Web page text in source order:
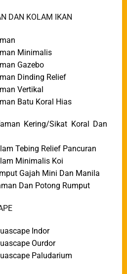
DAN KOLAM IKAN
Minimalis
Gazebo
Dinding Relief
Vertikal
Batu Koral Hias
Kering/Sikat Koral Dan
Tebing Relief Pancuran
Minimalis Koi
Gajah Mini Dan Manila
Dan Potong Rumput
Indor
Ourdor
Paludarium